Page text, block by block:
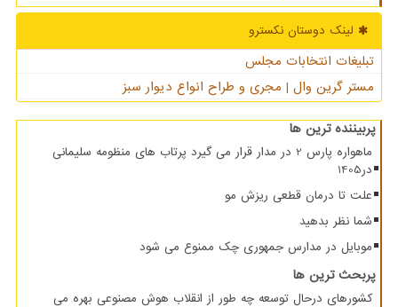
لینک دوستان نكسترو
تبلیغات انتخابات مجلس
مستر گرین وال | مجری و طراح انواع دیوار سبز
پربیننده ترین ها
ماهواره پارس 2 در مدار قرار می گیرد پرتاب های منظومه سلیمانی
در1405
علت تا درمان قطعی ریزش مو
شما نظر بدهید
موبایل در مدارس جمهوری چک ممنوع می شود
پربحث ترین ها
کشورهای درحال توسعه چه طور از انقلاب هوش مصنوعی بهره می